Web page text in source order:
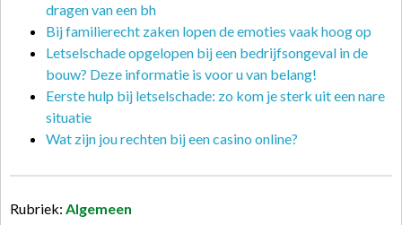
dragen van een bh
Bij familierecht zaken lopen de emoties vaak hoog op
Letselschade opgelopen bij een bedrijfsongeval in de
bouw? Deze informatie is voor u van belang!
Eerste hulp bij letselschade: zo kom je sterk uit een nare
situatie
Wat zijn jou rechten bij een casino online?
Rubriek: Algemeen